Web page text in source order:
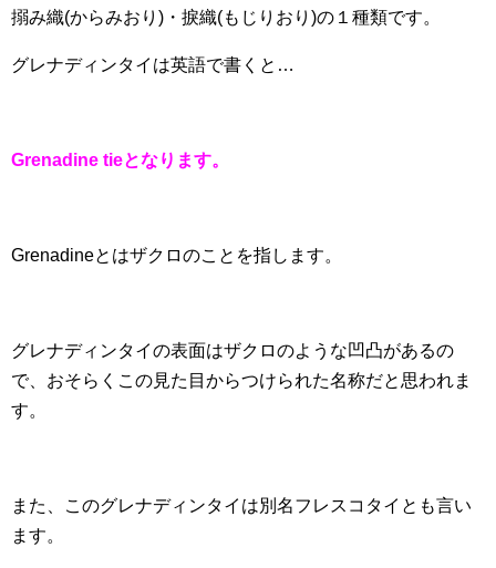
搦み織(からみおり)・捩織(もじりおり)の１種類です。
グレナディンタイは英語で書くと…
Grenadine tieとなります。
Grenadineとはザクロのことを指します。
グレナディンタイの表面はザクロのような凹凸があるの
で、おそらくこの見た目からつけられた名称だと思われま
す。
また、このグレナディンタイは別名フレスコタイとも言い
ます。